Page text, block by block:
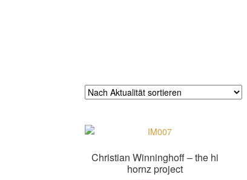
Christian Winninghoff – the hi
hornz project